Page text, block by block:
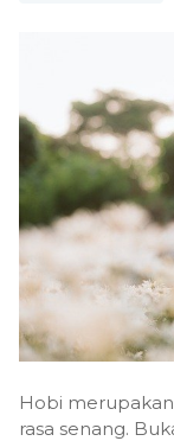
Hobi
rasa senang.